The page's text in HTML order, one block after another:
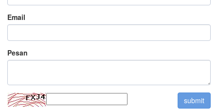
Email
Pesan